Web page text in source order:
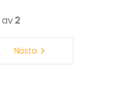
av2
Nästa